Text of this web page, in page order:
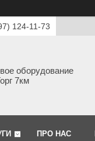
124-11-73
оборудование
7км
ПРО НАС